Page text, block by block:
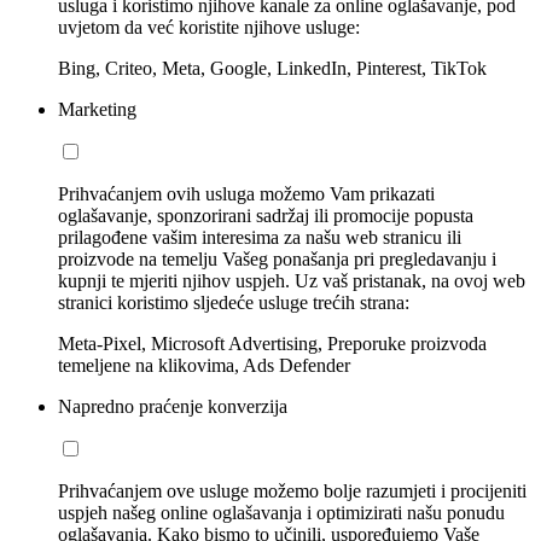
usluga i koristimo njihove kanale za online oglašavanje, pod
uvjetom da već koristite njihove usluge:
Bing, Criteo, Meta, Google, LinkedIn, Pinterest, TikTok
Marketing
Prihvaćanjem ovih usluga možemo Vam prikazati
oglašavanje, sponzorirani sadržaj ili promocije popusta
prilagođene vašim interesima za našu web stranicu ili
proizvode na temelju Vašeg ponašanja pri pregledavanju i
kupnji te mjeriti njihov uspjeh. Uz vaš pristanak, na ovoj web
stranici koristimo sljedeće usluge trećih strana:
Meta-Pixel, Microsoft Advertising, Preporuke proizvoda
temeljene na klikovima, Ads Defender
Napredno praćenje konverzija
Prihvaćanjem ove usluge možemo bolje razumjeti i procijeniti
uspjeh našeg online oglašavanja i optimizirati našu ponudu
oglašavanja. Kako bismo to učinili, uspoređujemo Vaše